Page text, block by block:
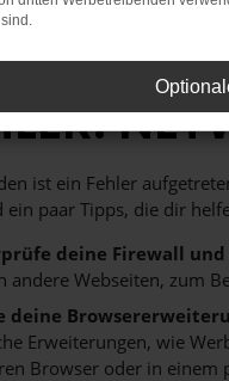
ist ein Fehler
ein paar Tipps, die dir
deine Firewall
andere Webseiten, zum
deine
Erweiterungen, wie
Browser oder in einem